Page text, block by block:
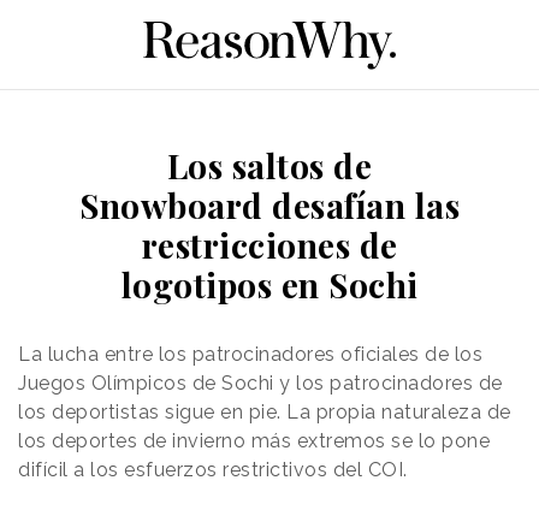
Los saltos de
Snowboard desafían las
restricciones de
logotipos en Sochi
La lucha entre los patrocinadores oficiales de los
Juegos Olímpicos de Sochi y los patrocinadores de
los deportistas sigue en pie. La propia naturaleza de
los deportes de invierno más extremos se lo pone
difícil a los esfuerzos restrictivos del COI.